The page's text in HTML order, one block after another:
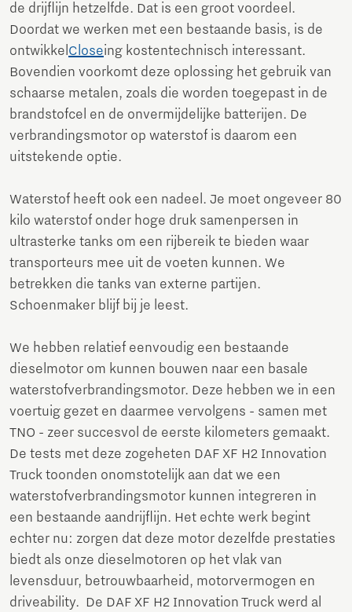
de drijflijn hetzelfde. Dat is een groot voordeel.
Doordat we werken met een bestaande basis, is de
ontwikkelCloseing kostentechnisch interessant.
Bovendien voorkomt deze oplossing het gebruik van
schaarse metalen, zoals die worden toegepast in de
brandstofcel en de onvermijdelijke batterijen. De
verbrandingsmotor op waterstof is daarom een
uitstekende optie.
Waterstof heeft ook een nadeel. Je moet ongeveer 80
kilo waterstof onder hoge druk samenpersen in
ultrasterke tanks om een rijbereik te bieden waar
transporteurs mee uit de voeten kunnen. We
betrekken die tanks van externe partijen.
Schoenmaker blijf bij je leest.
We hebben relatief eenvoudig een bestaande
dieselmotor om kunnen bouwen naar een basale
waterstofverbrandingsmotor. Deze hebben we in een
voertuig gezet en daarmee vervolgens - samen met
TNO - zeer succesvol de eerste kilometers gemaakt.
De tests met deze zogeheten DAF XF H2 Innovation
Truck toonden onomstotelijk aan dat we een
waterstofverbrandingsmotor kunnen integreren in
een bestaande aandrijflijn. Het echte werk begint
echter nu: zorgen dat deze motor dezelfde prestaties
biedt als onze dieselmotoren op het vlak van
levensduur, betrouwbaarheid, motorvermogen en
driveability. De DAF XF H2 Innovation Truck werd al